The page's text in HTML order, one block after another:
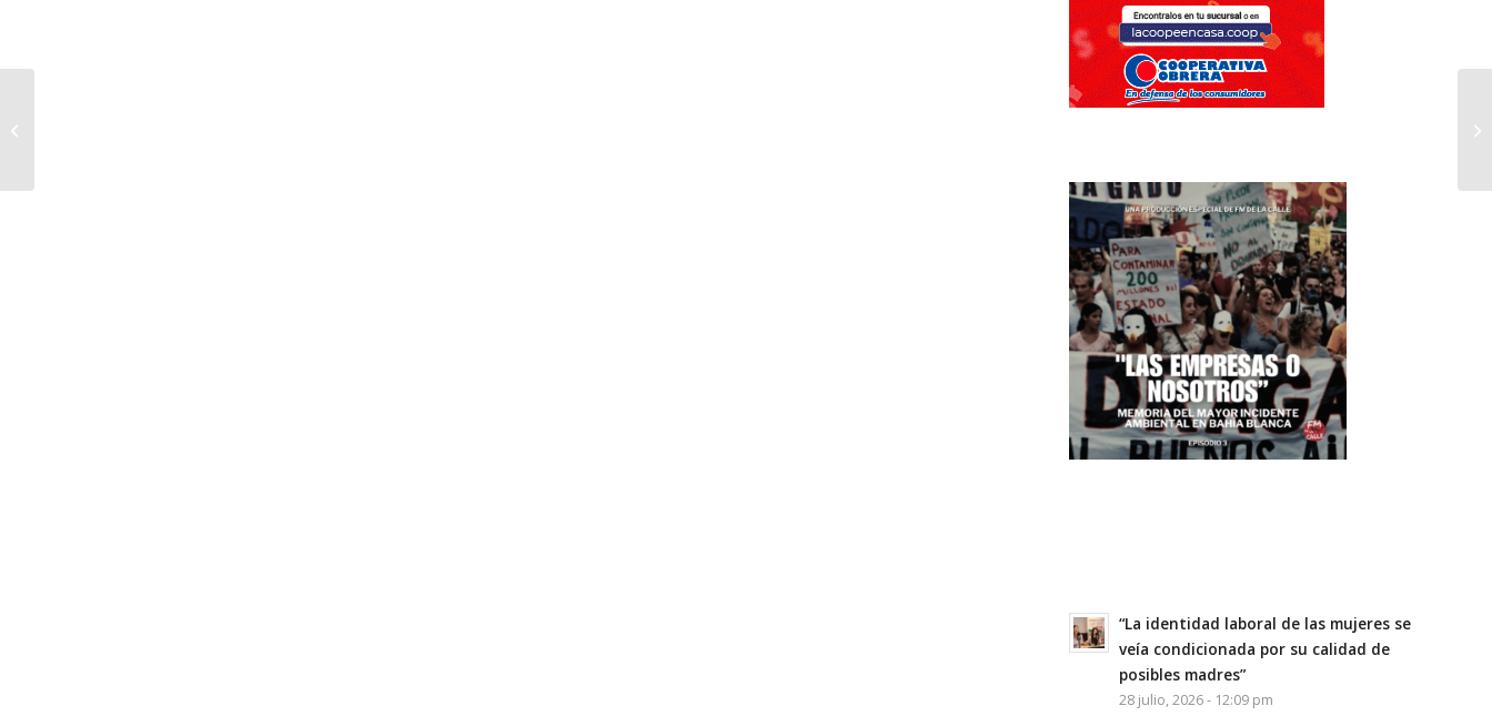
“La identidad laboral de las mujeres se
veía condicionada por su calidad de
posibles madres”
28 julio, 2026 - 12:09 pm